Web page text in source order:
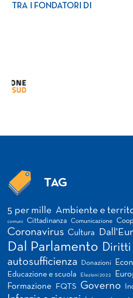
TRA I FONDATORI DI
TAG
5 per mille Ambiente e
comuni Cittadinanza Comunicazione
Coronavirus Cultura
Dal Parlamento Diritti
autosufficienza
Donazioni
Educazione e scuola Elezioni 2022
Formazione FQTS Governo